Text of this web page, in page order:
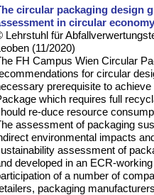
circular packaging design
in circular economy
Lehrstuhl für
(11/2020)
FH Campus Wien Circular
for circular
prerequisite to
which requires full
re-duce resource
assessment of packaging
environmental impacts
assessment of
developed in an ECR-
of a number of
packaging